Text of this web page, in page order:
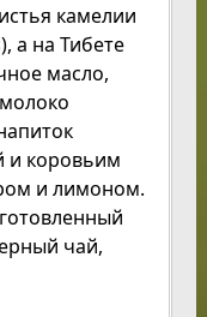
камелии
а на Тибете
масло,
и коровьим
и лимоном.
чай,